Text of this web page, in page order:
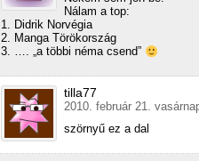
Nálam a top:
1. Didrik Norvégia
2. Manga Törökország
3. …. „a többi néma csend”
tilla77
2010. február 21.
szörnyű ez a dal